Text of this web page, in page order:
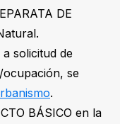
DE
solicitud de
se
.
BÁSICO en la